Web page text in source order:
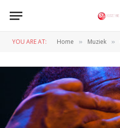
YOU ARE AT: Home » Muziek »